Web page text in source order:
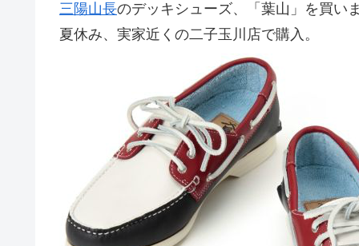
三陽山長のデッキシューズ、「葉山」を買い
夏休み、実家近くの二子玉川店で購入。